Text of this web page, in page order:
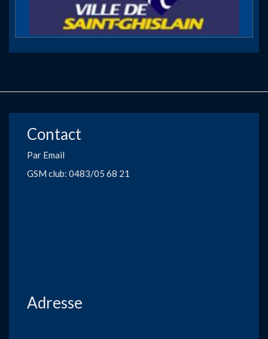
Contact
Par Email
GSM club: 0483/05 68 21
Adresse